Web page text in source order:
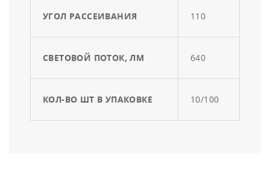
УГОЛ РАССЕИВАНИЯ 110
СВЕТОВОЙ ПОТОК, ЛМ 640
КОЛ-ВО ШТ В УПАКОВКЕ 10/100